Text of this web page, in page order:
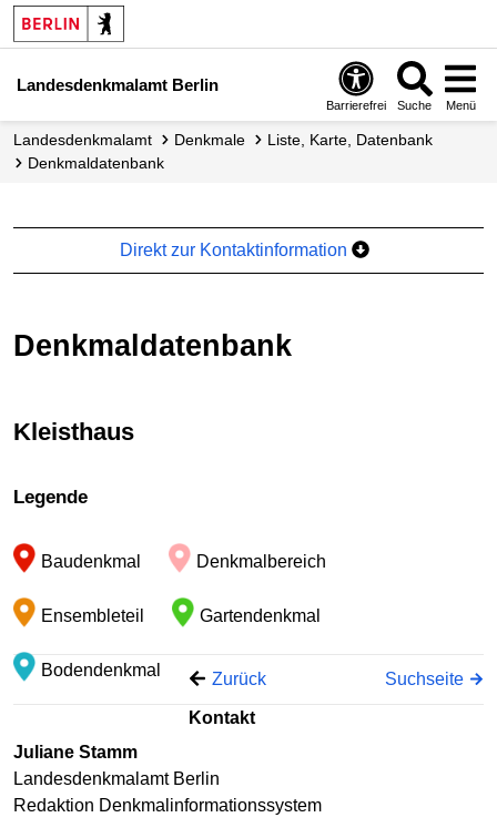
Landesdenkmalamt Berlin
Barrierefrei Suche Menü
Landesdenkmalamt Denkmale
Liste, Karte, Datenbank
Denkmal­datenbank
Direkt zur Kontaktinformation
Denkmaldatenbank
Kleisthaus
+
Legende
Baudenkmal Denkmalbereich
Ensembleteil Gartendenkmal
Bodendenkmal Zurück Suchseite
Kontakt
Juliane Stamm
Landesdenkmalamt Berlin
Redaktion Denkmalinformationssystem